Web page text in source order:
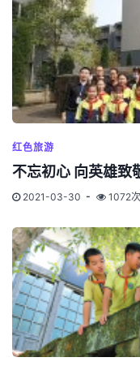
红色旅游
不忘初心 向英雄致
2021-03-30 1072